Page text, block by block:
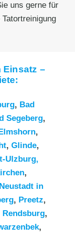
uns gerne für
Einsatz –
, Bad
Segeberg,
,
, Glinde,
Ulzburg,
,
Neustadt in
, Preetz,
Rendsburg,
,